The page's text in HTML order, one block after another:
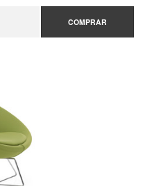
COMPRAR